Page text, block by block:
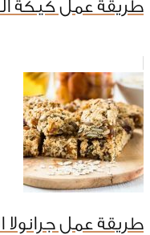
طريقة عمل كيكة
طريقة عمل جرانولا